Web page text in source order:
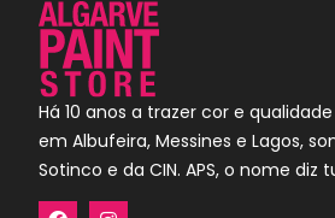
Há 10 anos a trazer cor e
em Albufeira, Messines e Lagos,
Sotinco e da CIN. APS, o nome diz